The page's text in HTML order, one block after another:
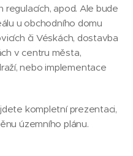
apod. Ale bude
u obchodního domu
či Véskách, dostavba
v centru města,
nebo implementace
kompletní prezentaci,
územního plánu.